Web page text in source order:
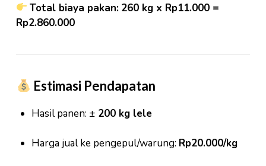
Total biaya pakan: 260 kg x Rp11.000 =
Rp2.860.000
Estimasi Pendapatan
Hasil panen: ± 200 kg lele
Harga jual ke pengepul/warung: Rp20.000/kg